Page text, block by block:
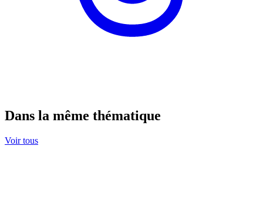
Dans la même thématique
Voir tous